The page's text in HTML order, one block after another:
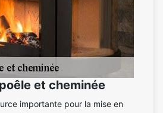
et cheminée
importante pour la mise en